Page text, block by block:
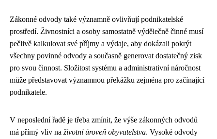
Zákonné odvody také významně ovlivňují podnikatelské
prostředí. Živnostníci a osoby samostatně výdělečně činné musí
pečlivě kalkulovat své příjmy a výdaje, aby dokázali pokrýt
všechny povinné odvody a současně generovat dostatečný zisk
pro svou činnost. Složitost systému a administrativní náročnost
může představovat významnou překážku zejména pro začínající
podnikatele.
V neposlední řadě je třeba zmínit, že výše zákonných odvodů
má přímý vliv na životní úroveň obyvatelstva. Vysoké odvody